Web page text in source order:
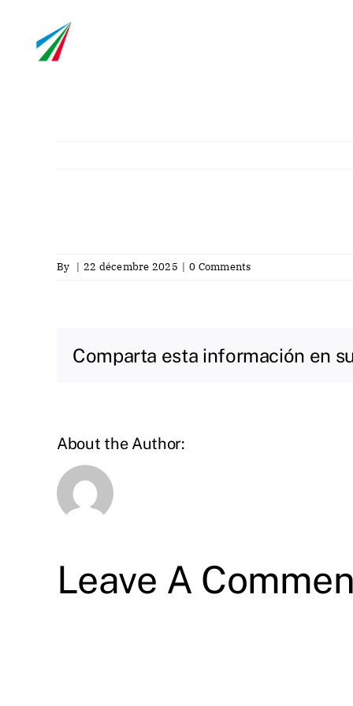
content
By | 22 décembre 2025 | 0 Comments
Comparta esta información en
About the Author:
Leave A